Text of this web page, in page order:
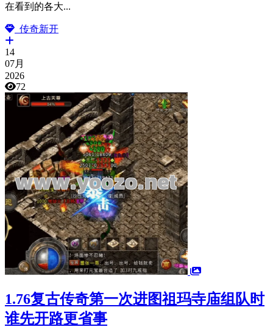
在看到的各大...
传奇新开
14
07月
2026
72
1.76复古传奇第一次进图祖玛寺庙组队时
谁先开路更省事